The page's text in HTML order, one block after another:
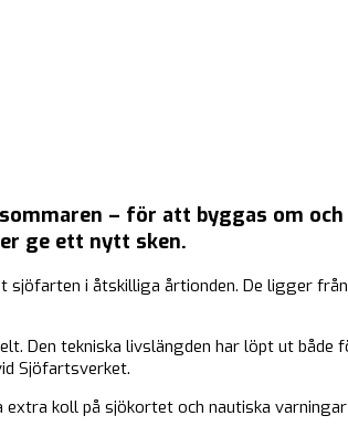
– för att byggas om
ge ett nytt sken.
i åtskilliga årtionden. De ligger
Den tekniska livslängden har löpt ut både
Sjöfartsverket.
koll på sjökortet och nautiska